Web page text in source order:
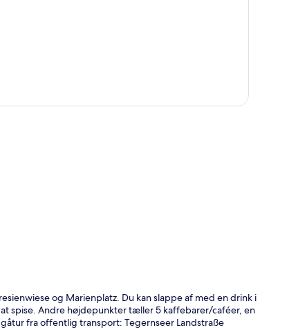
og Marienplatz. Du kan slappe af med en drink i
spise. Andre højdepunkter tæller 5 kaffebarer/caféer, en
fra offentlig transport: Tegernseer Landstraße